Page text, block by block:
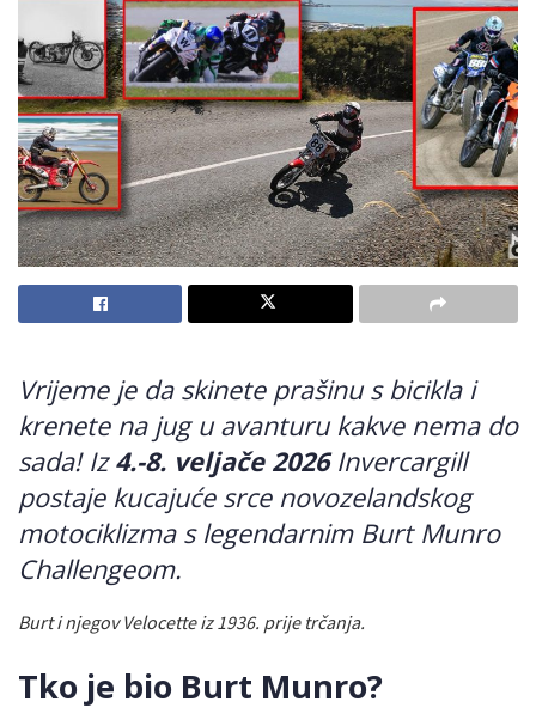
Vrijeme je da skinete prašinu s bicikla i
krenete na jug u avanturu kakve nema do
sada! Iz4.-8. veljače 2026Invercargill
postaje kucajuće srce novozelandskog
motociklizma s legendarnim Burt Munro
Challengeom.
Burt i njegov Velocette iz 1936. prije trčanja.
Tko je bio Burt Munro?